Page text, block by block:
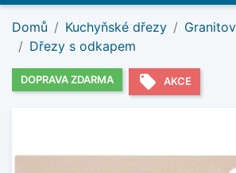
Domů Kuchyňské dřezy
Dřezy s odkapem
DOPRAVA ZDARMA local_offer AKCE